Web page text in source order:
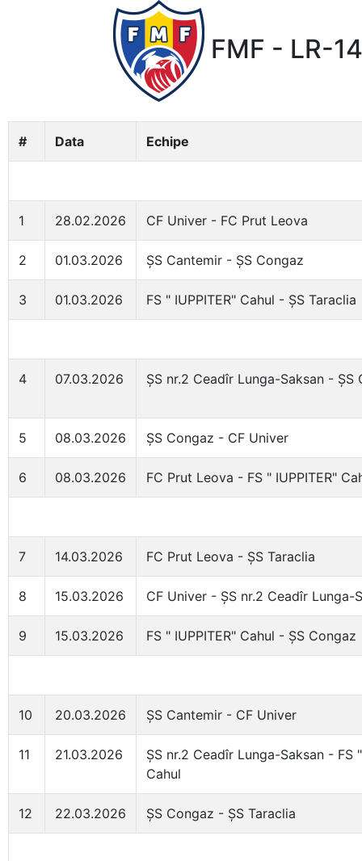
FMF - LR-
# Data Echipe
1 28.02.2026 CF Univer - FC Prut Leova
2 01.03.2026 ȘS Cantemir - ȘS Congaz
3 01.03.2026 FS " IUPPITER" Cahul - ȘS Taraclia
4 07.03.2026 ȘS nr.2 Ceadîr Lunga-Saksan - ȘS
5 08.03.2026 ȘS Congaz - CF Univer
6 08.03.2026 FC Prut Leova - FS " IUPPITER"
7 14.03.2026 FC Prut Leova - ȘS Taraclia
8 15.03.2026 CF Univer - ȘS nr.2 Ceadîr Lunga-
9 15.03.2026 FS " IUPPITER" Cahul - ȘS Congaz
10 20.03.2026 ȘS Cantemir - CF Univer
11 21.03.2026
ȘS nr.2 Ceadîr Lunga-Saksan - FS
Cahul
12 22.03.2026 ȘS Congaz - ȘS Taraclia